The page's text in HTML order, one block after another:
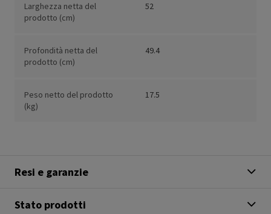
Larghezza netta del
prodotto (cm)
52
Profondità netta del
prodotto (cm)
49.4
Peso netto del prodotto
(kg)
17.5
Resi e garanzie
Stato prodotti